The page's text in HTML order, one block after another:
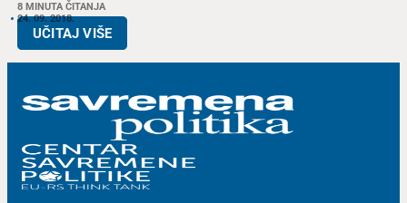
8 MINUTA ČITANJA
24. 09. 2018.
UČITAJ VIŠE